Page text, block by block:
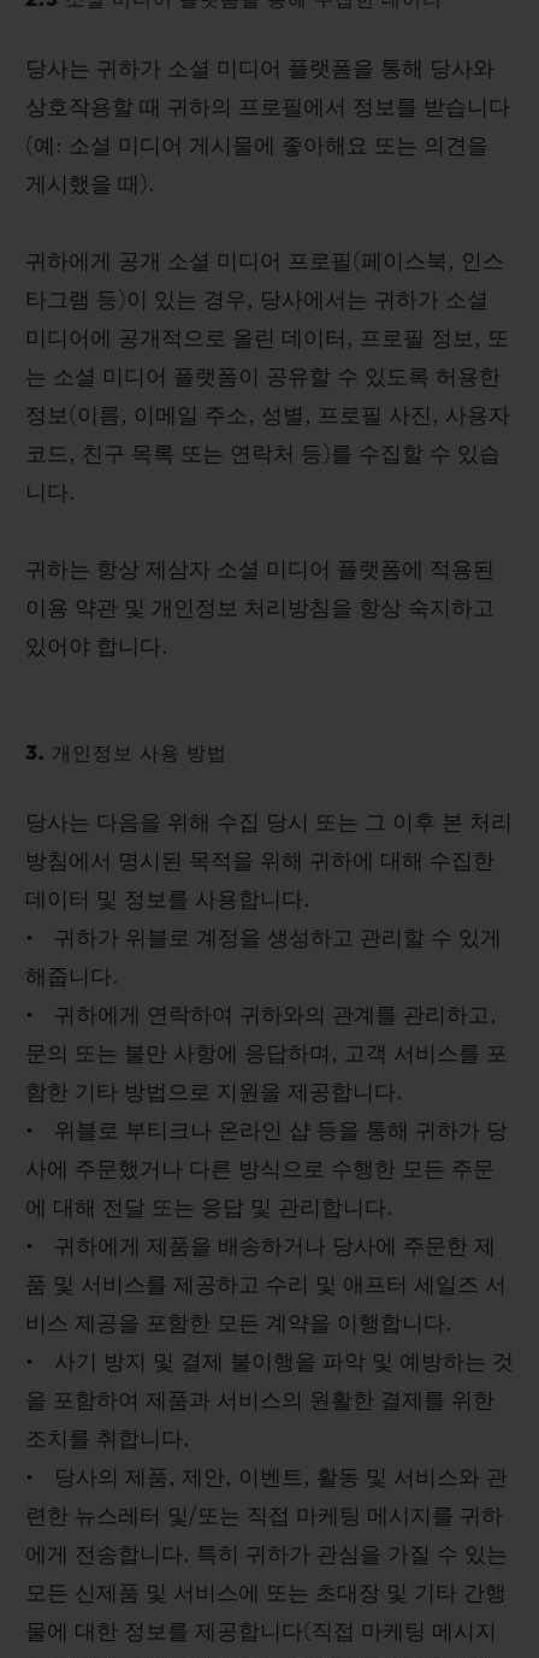
당사는 귀하가 소셜 미디어 플랫폼을 통해 당사와
상호작용할 때 귀하의 프로필에서 정보를 받습니다
(예: 소셜 미디어 게시물에 좋아해요 또는 의견을
게시했을 때).
귀하에게 공개 소셜 미디어 프로필(페이스북, 인스
타그램 등)이 있는 경우, 당사에서는 귀하가 소셜
미디어에 공개적으로 올린 데이터, 프로필 정보, 또
는 소셜 미디어 플랫폼이 공유할 수 있도록 허용한
정보(이름, 이메일 주소, 성별, 프로필 사진, 사용자
코드, 친구 목록 또는 연락처 등)를 수집할 수 있습
니다.
귀하는 항상 제삼자 소셜 미디어 플랫폼에 적용된
이용 약관 및 개인정보 처리방침을 항상 숙지하고
있어야 합니다.
3. 개인정보 사용 방법
당사는 다음을 위해 수집 당시 또는 그 이후 본 처리
방침에서 명시된 목적을 위해 귀하에 대해 수집한
데이터 및 정보를 사용합니다.
• 귀하가 위블로 계정을 생성하고 관리할 수 있게
해줍니다.
• 귀하에게 연락하여 귀하와의 관계를 관리하고,
문의 또는 불만 사항에 응답하며, 고객 서비스를 포
함한 기타 방법으로 지원을 제공합니다.
• 위블로 부티크나 온라인 샵 등을 통해 귀하가 당
사에 주문했거나 다른 방식으로 수행한 모든 주문
에 대해 전달 또는 응답 및 관리합니다.
• 귀하에게 제품을 배송하거나 당사에 주문한 제
품 및 서비스를 제공하고 수리 및 애프터 세일즈 서
비스 제공을 포함한 모든 계약을 이행합니다.
• 사기 방지 및 결제 불이행을 파악 및 예방하는 것
을 포함하여 제품과 서비스의 원활한 결제를 위한
조치를 취합니다.
• 당사의 제품, 제안, 이벤트, 활동 및 서비스와 관
련한 뉴스레터 및/또는 직접 마케팅 메시지를 귀하
에게 전송합니다. 특히 귀하가 관심을 가질 수 있는
모든 신제품 및 서비스에 또는 초대장 및 기타 간행
물에 대한 정보를 제공합니다(직접 마케팅 메시지